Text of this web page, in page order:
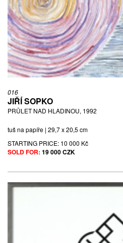
016
JIŘÍ SOPKO
PRŮLET NAD HLADINOU, 1992
tuš na papíře | 29,7 x 20,5 cm
STARTING PRICE: 10 000 Kč
SOLD FOR: 19 000 CZK